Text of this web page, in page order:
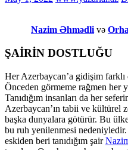
Nazim Əhmədli və
ŞAİRİN DOSTLUĞU
Her Azerbaycan’a gidişim farklı
Önceden görmeme rağmen her
Tanıdığım insanları da her
Azerbaycan’ın tabii ve kültürel
başka dunyalara götürür. Bu
bu ruh yenilenmesi
eskiden beri tanıdığım şair